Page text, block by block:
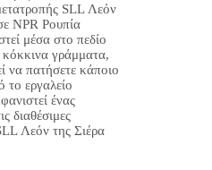
SLL Λεόν
NPR Ρουπία
μέσα στο πεδίο
γράμματα,
να πατήσετε κάποιο
εργαλείο
ένας
διαθέσιμες
Λεόν της Σιέρα